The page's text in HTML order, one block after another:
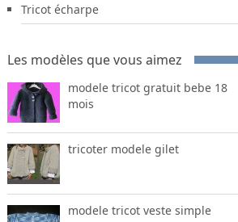
Tricot écharpe
Les modèles que vous aimez
modele tricot gratuit bebe 18
mois
tricoter modele gilet
modele tricot veste simple